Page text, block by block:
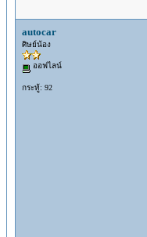
autocar
ศิษย์น้อง
ออฟไลน์
กระทู้: 92